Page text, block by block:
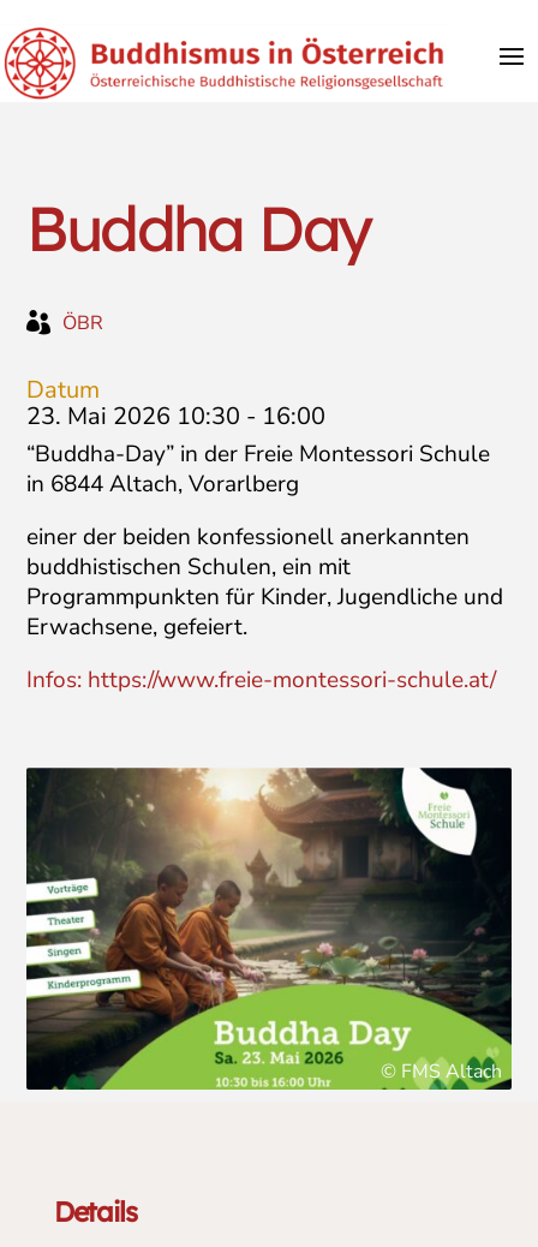
Buddha Day
 ÖBR
Datum
23. Mai 2026 10:30 - 16:00
“Buddha-Day” in der Freie Montessori Schule
in 6844 Altach, Vorarlberg
einer der beiden konfessionell anerkannten
buddhistischen Schulen, ein mit
Programmpunkten für Kinder, Jugendliche und
Erwachsene, gefeiert.
Infos: https://www.freie-montessori-schule.at/
© FMS Altach
Details